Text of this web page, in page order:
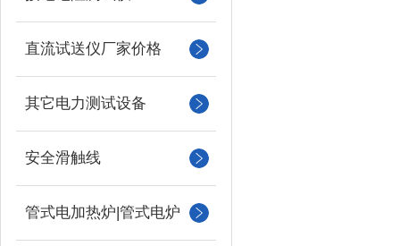
直流试送仪厂家价格
其它电力测试设备
安全滑触线
管式电加热炉|管式电炉